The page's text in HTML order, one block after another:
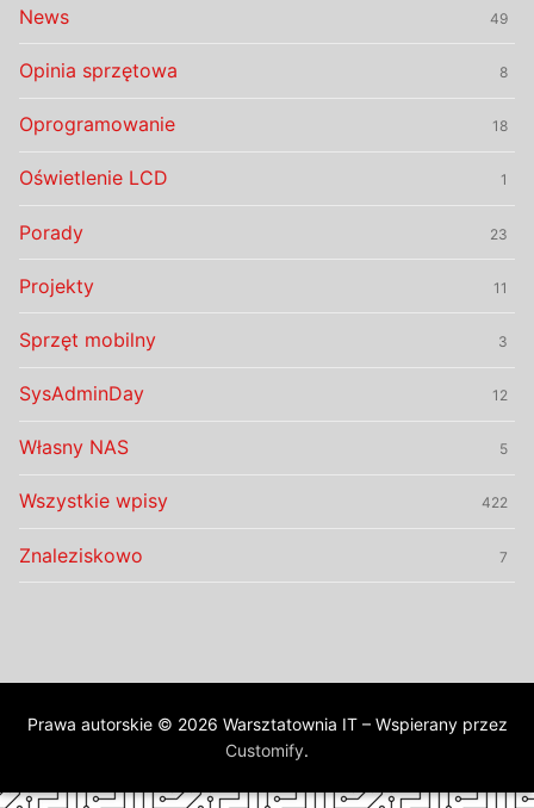
News 49
Opinia sprzętowa 8
Oprogramowanie 18
Oświetlenie LCD 1
Porady 23
Projekty 11
Sprzęt mobilny 3
SysAdminDay 12
Własny NAS 5
Wszystkie wpisy 422
Znaleziskowo 7
Prawa autorskie © 2026 Warsztatownia IT – Wspierany przez
Customify.